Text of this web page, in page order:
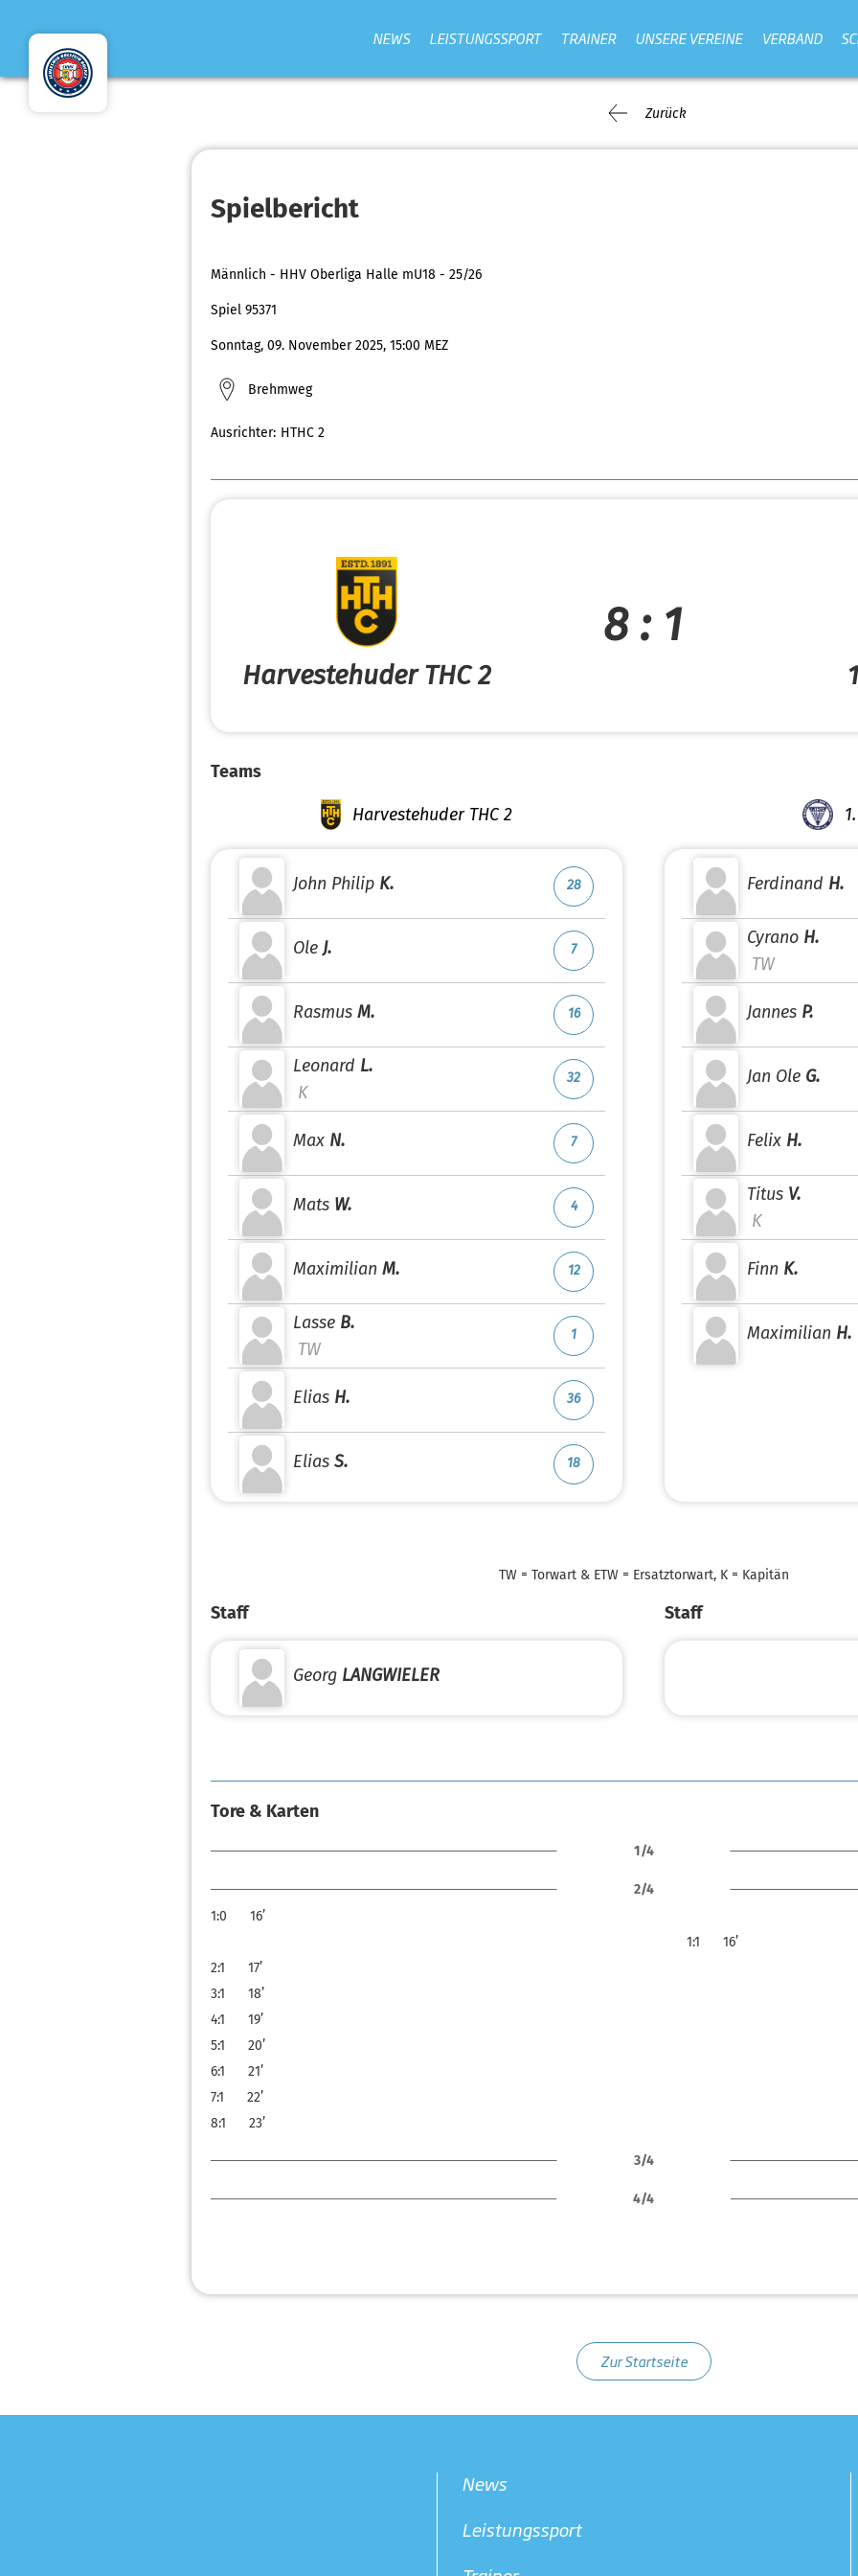
NEWS LEISTUNGSSPORT TRAINER UNSERE VEREINE VERBAND
Zurück
Spielbericht
Männlich - HHV Oberliga Halle mU18 - 25/26
Spiel 95371
Sonntag, 09. November 2025, 15:00 MEZ
Brehmweg
Ausrichter: HTHC 2
Harvestehuder THC 2
8 : 1
Teams
Harvestehuder THC 2
John Philip K. 28
Ole J. 7
Rasmus M. 16
Leonard L.
K
32
Max N. 7
Mats W. 4
Maximilian M. 12
Lasse B.
TW
1
Elias H. 36
Elias S. 18
Ferdinand H.
Cyrano H.
TW
Jannes P.
Jan Ole G.
Felix H.
Titus V.
K
Finn K.
Maximilian H.
TW = Torwart & ETW = Ersatztorwart, K = Kapitän
Staff
Georg LANGWIELER
Staff
Tore & Karten
1/4
2/4
1:0
16’
1:1
16’
2:1
17’
3:1
18’
4:1
19’
5:1
20’
6:1
21’
7:1
22’
8:1
23’
3/4
4/4
Zur Startseite
News
Leistungssport